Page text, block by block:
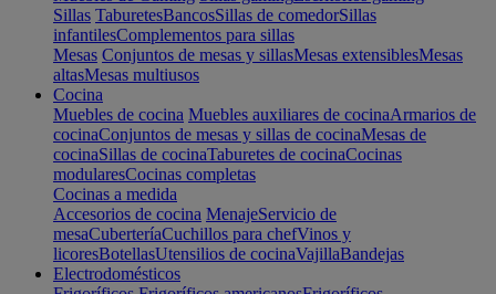
Sillas TaburetesBancosSillas de comedorSillas
infantilesComplementos para sillas
Mesas Conjuntos de mesas y sillasMesas extensiblesMesas
altasMesas multiusos
Cocina
Muebles de cocina Muebles auxiliares de cocinaArmarios de
cocinaConjuntos de mesas y sillas de cocinaMesas de
cocinaSillas de cocinaTaburetes de cocinaCocinas
modularesCocinas completas
Cocinas a medida
Accesorios de cocina MenajeServicio de
mesaCuberteríaCuchillos para chefVinos y
licoresBotellasUtensilios de cocinaVajillaBandejas
Electrodomésticos